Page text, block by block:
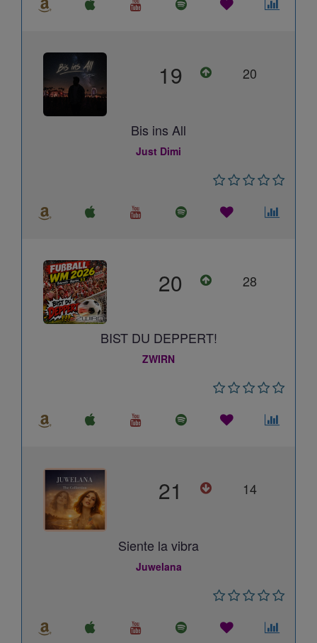
19 20
Bis ins All
Just Dimi
20 28
BIST DU DEPPERT!
ZWIRN
21 14
Siente la vibra
Juwelana